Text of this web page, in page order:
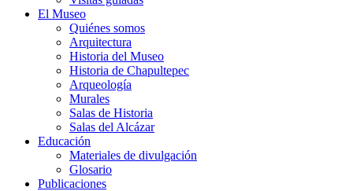
El Museo
Quiénes somos
Arquitectura
Historia del Museo
Historia de Chapultepec
Arqueología
Murales
Salas de Historia
Salas del Alcázar
Educación
Materiales de divulgación
Glosario
Publicaciones